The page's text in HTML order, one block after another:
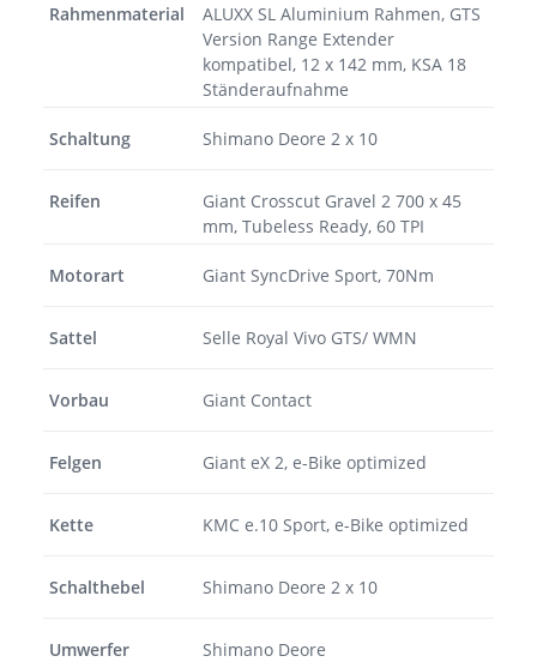
Rahmenmaterial
ALUXX SL Aluminium Rahmen, GTS
Version Range Extender
kompatibel, 12 x 142 mm, KSA 18
Ständeraufnahme
Schaltung Shimano Deore 2 x 10
Reifen
Giant Crosscut Gravel 2 700 x 45
mm, Tubeless Ready, 60 TPI
Motorart Giant SyncDrive Sport, 70Nm
Sattel Selle Royal Vivo GTS/ WMN
Vorbau Giant Contact
Felgen Giant eX 2, e-Bike optimized
Kette KMC e.10 Sport, e-Bike optimized
Schalthebel Shimano Deore 2 x 10
Umwerfer Shimano Deore